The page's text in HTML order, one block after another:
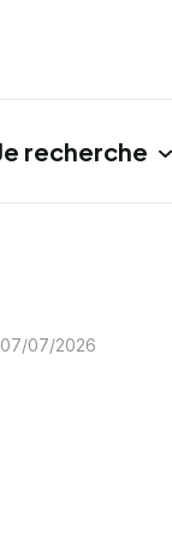
recherche
07/07/2026